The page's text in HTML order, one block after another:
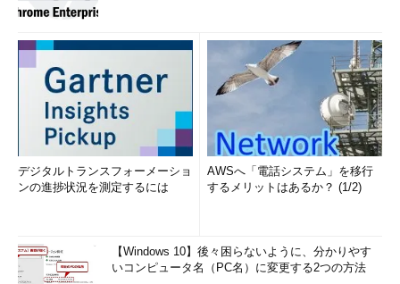
デジタルトランスフォーメーショ
ンの進捗状況を測定するには
AWSへ「電話システム」を移行
するメリットはあるか？ (1/2)
【Windows 10】後々困らないように、分かりやす
いコンピュータ名（PC名）に変更する2つの方法